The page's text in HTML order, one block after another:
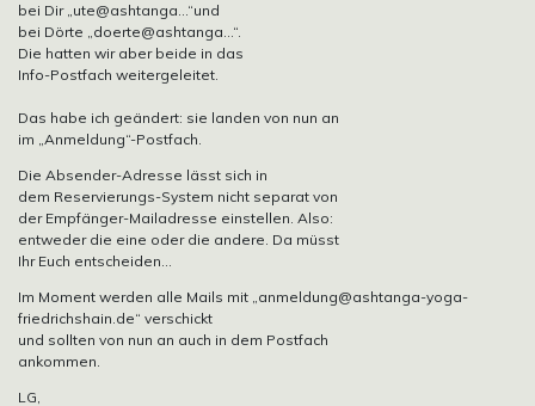
bei Dir „ute@ashtanga…“und
bei Dörte „doerte@ashtanga…“.
Die hatten wir aber beide in das
Info-Postfach weitergeleitet.
Das habe ich geändert: sie landen von nun an
im „Anmeldung“-Postfach.
Die Absender-Adresse lässt sich in
dem Reservierungs-System nicht separat von
der Empfänger-Mailadresse einstellen. Also:
entweder die eine oder die andere. Da müsst
Ihr Euch entscheiden…
Im Moment werden alle Mails mit „anmeldung@ashtanga-yoga-
friedrichshain.de“ verschickt
und sollten von nun an auch in dem Postfach
ankommen.
LG,